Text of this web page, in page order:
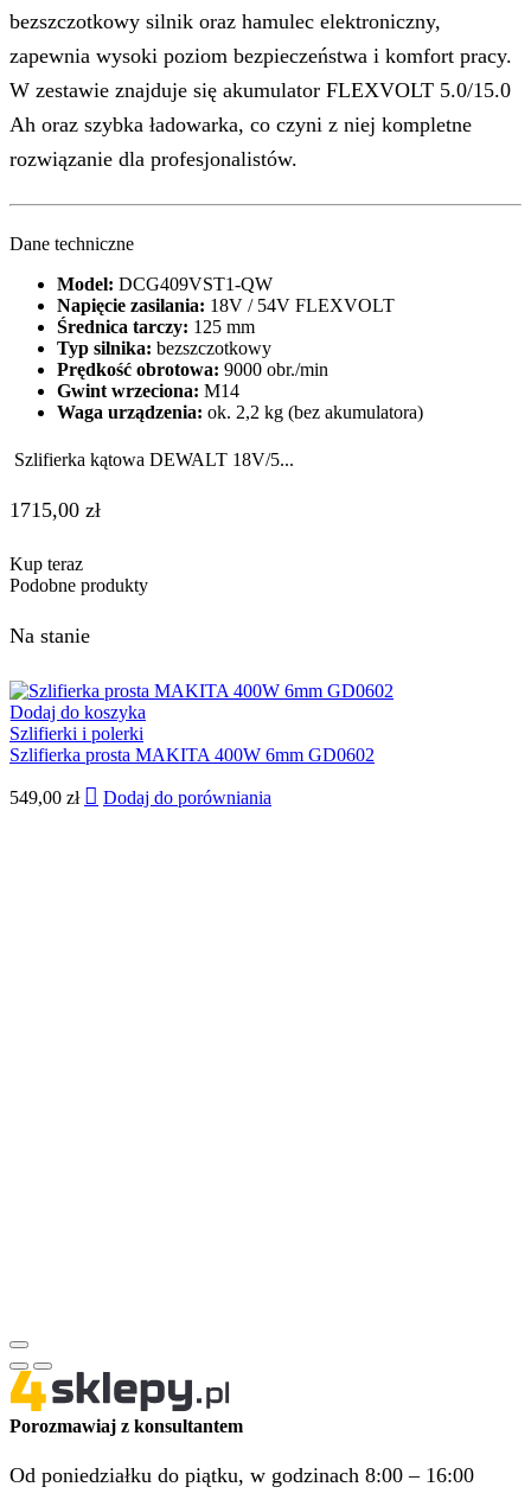
bezszczotkowy silnik oraz hamulec elektroniczny,
zapewnia wysoki poziom bezpieczeństwa i komfort pracy.
W zestawie znajduje się akumulator FLEXVOLT 5.0/15.0
Ah oraz szybka ładowarka, co czyni z niej kompletne
rozwiązanie dla profesjonalistów.
Dane techniczne
Model: DCG409VST1-QW
Napięcie zasilania: 18V / 54V FLEXVOLT
Średnica tarczy: 125 mm
Typ silnika: bezszczotkowy
Prędkość obrotowa: 9000 obr./min
Gwint wrzeciona: M14
Waga urządzenia: ok. 2,2 kg (bez akumulatora)
Szlifierka kątowa DEWALT 18V/5...
1715,00 zł
Kup teraz
Podobne produkty
Na stanie
Dodaj do koszyka
Szlifierki i polerki
Szlifierka prosta MAKITA 400W 6mm GD0602
549,00 zł Dodaj do porówniania
Porozmawiaj z konsultantem
Od poniedziałku do piątku, w godzinach 8:00 – 16:00